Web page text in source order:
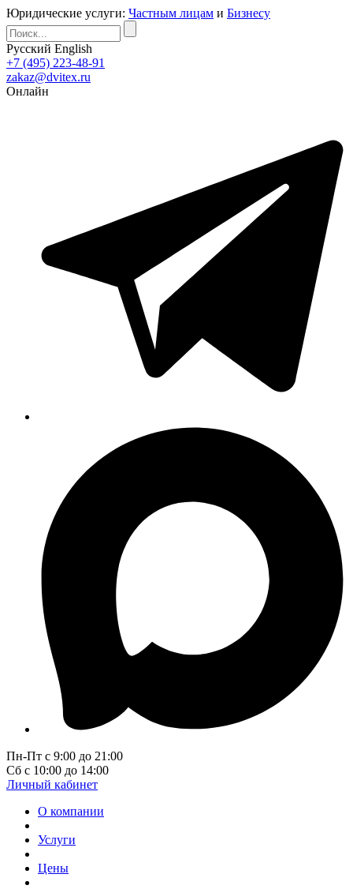
Юридические услуги: Частным лицам и Бизнесу
Русский English
+7 (495) 223-48-91
zakaz@dvitex.ru
Онлайн
Пн-Пт с 9:00 до 21:00
Сб с 10:00 до 14:00
Личный кабинет
О компании
Услуги
Цены